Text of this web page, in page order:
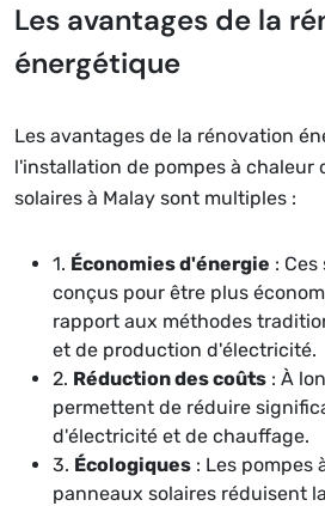
Les avantages de la
énergétique
Les avantages de la rénovation
l'installation de pompes à chaleur
solaires à Malay sont multiples :
1. Économies d'énergie :
conçus pour être plus
rapport aux méthodes
et de production d'électricité.
2. Réduction des coûts : À
permettent de réduire
d'électricité et de chauffage.
3. Écologiques : Les pompes
panneaux solaires réduisent